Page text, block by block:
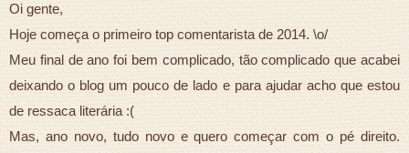
Oi gente,
Hoje começa o primeiro top comentarista de 2014. \o/
Meu final de ano foi bem complicado, tão complicado que acabei
deixando o blog um pouco de lado e para ajudar acho que estou
de ressaca literária :(
Mas, ano novo, tudo novo e quero começar com o pé direito.